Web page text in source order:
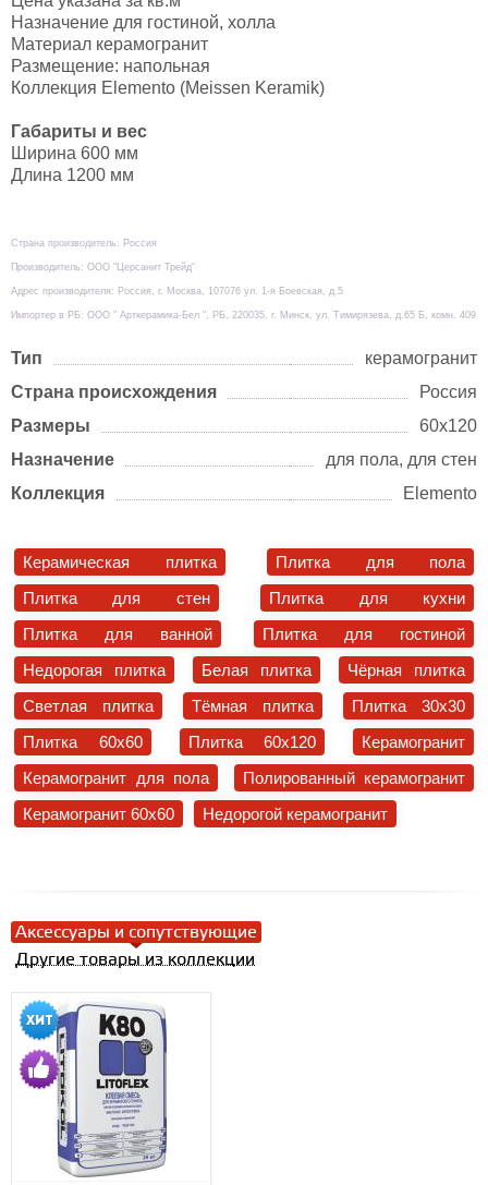
Назначение для гостиной, холла
Материал керамогранит
Размещение: напольная
Коллекция Elemento (Meissen Keramik)
Габариты и вес
Ширина 600 мм
Длина 1200 мм
Страна производитель: Россия
Производитель: ООО "Церсанит Трейд"
Адрес производителя: Россия, г. Москва, 107076 ул. 1-я Боевская, д.5
Импортер в РБ: ООО " Арткерамика-Бел ", РБ, 220035, г. Минск, ул. Тимирязева, д.65 Б, комн. 409
Тип
керамогранит
Страна происхождения
Россия
Размеры
60х120
Назначение
для пола, для стен
Коллекция
Elemento
Керамическая плитка
Плитка для пола
Плитка для стен
Плитка для кухни
Плитка для ванной
Плитка для гостиной
Недорогая плитка
Белая плитка
Чёрная плитка
Светлая плитка
Тёмная плитка
Плитка 30x30
Плитка 60x60
Плитка 60x120
Керамогранит
Керамогранит для пола
Полированный керамогранит
Керамогранит 60x60
Недорогой керамогранит
Аксессуары и сопутствующие
Другие товары из коллекции